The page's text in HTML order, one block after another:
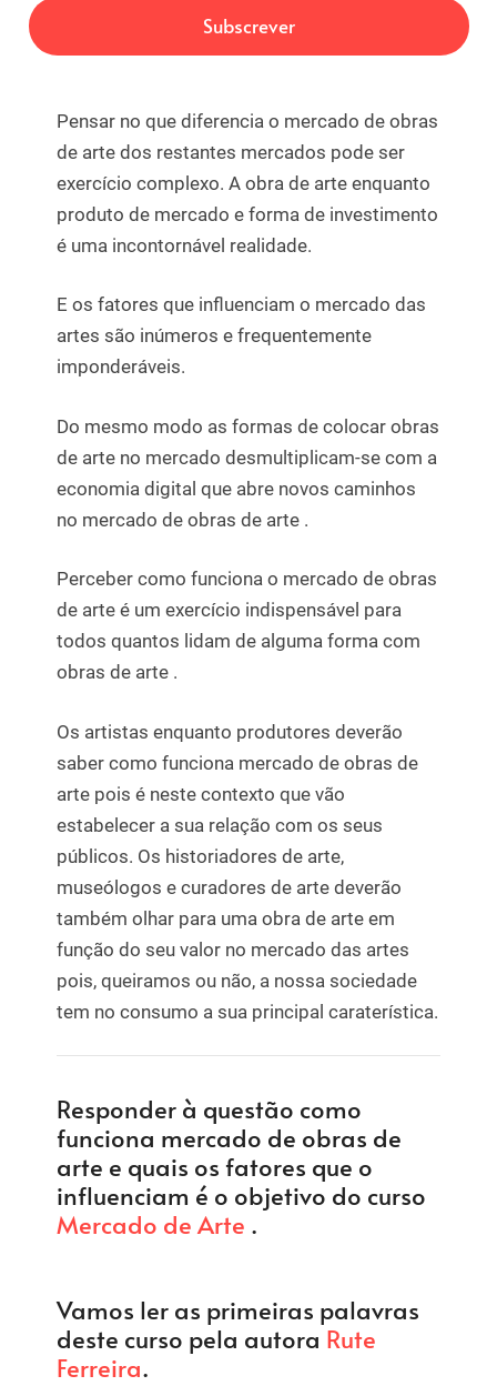
Pensar no que diferencia o mercado de obras
de arte dos restantes mercados pode ser
exercício complexo. A obra de arte enquanto
produto de mercado e forma de investimento
é uma incontornável realidade.
E os fatores que influenciam o mercado das
artes são inúmeros e frequentemente
imponderáveis.
Do mesmo modo as formas de colocar obras
de arte no mercado desmultiplicam-se com a
economia digital que abre novos caminhos
no mercado de obras de arte .
Perceber como funciona o mercado de obras
de arte é um exercício indispensável para
todos quantos lidam de alguma forma com
obras de arte .
Os artistas enquanto produtores deverão
saber como funciona mercado de obras de
arte pois é neste contexto que vão
estabelecer a sua relação com os seus
públicos. Os historiadores de arte,
museólogos e curadores de arte deverão
também olhar para uma obra de arte em
função do seu valor no mercado das artes
pois, queiramos ou não, a nossa sociedade
tem no consumo a sua principal caraterística.
Responder à questão como
funciona mercado de obras de
arte e quais os fatores que o
influenciam é o objetivo do curso
Mercado de Arte .
Vamos ler as primeiras palavras
deste curso pela autora Rute
Ferreira.